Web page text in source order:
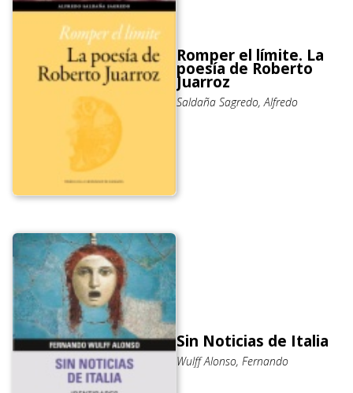
Romper el límite. La
poesía de Roberto
Juarroz
Saldaña Sagredo, Alfredo
Sin Noticias de Italia
Wulff Alonso, Fernando